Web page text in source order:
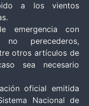
a los vientos
emergencia con
no perecederos,
otros artículos de
sea necesario
oficial emitida
Nacional de